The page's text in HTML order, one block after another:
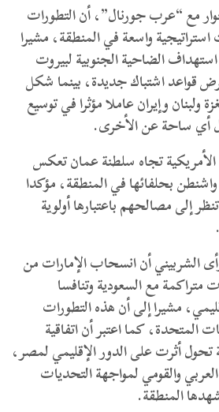
مع “عرب جورنال”، أن التطورات
واسعة في المنطقة، مشيرا
استهداف الضاحية الجنوبية لبيروت
قواعد اشتباك جديدة، بينما شكل
ولبنان وإيران عاملا مؤثرا في توسيع
أي ساحة عن الأخرى.
الأمريكية تجاه سلطنة عمان تعكس
واشنطن بحلفائها في المنطقة، مؤكدا
إلى مصالحهم باعتبارها أولوية
الشربيني أن انسحاب الإمارات من
مع السعودية وتنافسا
مشيرا إلى أن هذه التطورات
كما اعتبر أن اتفاقية
أثرت على الدور الإقليمي لمصر،
والقومي لمواجهة التحديات
المنطقة.